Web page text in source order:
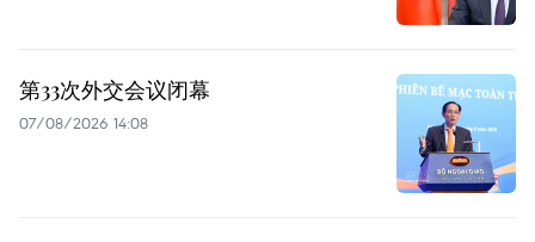
第33次外交会议闭幕
07/08/2026 14:08